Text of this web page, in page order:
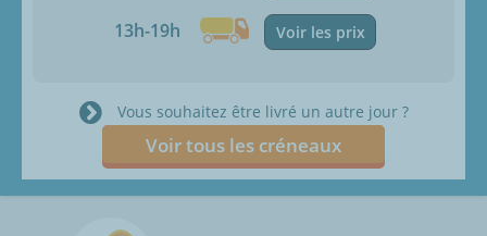
13h-19h Voir les prix
Vous souhaitez être livré un autre jour ?
Voir tous les créneaux